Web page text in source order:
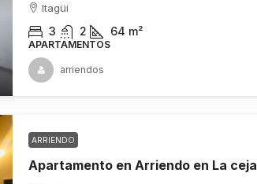
Itagüi
3 2 64 m²
APARTAMENTOS
arriendos
ARRIENDO
Apartamento en Arriendo en La ceja